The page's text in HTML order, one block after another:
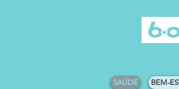
SAÚDE BEM-